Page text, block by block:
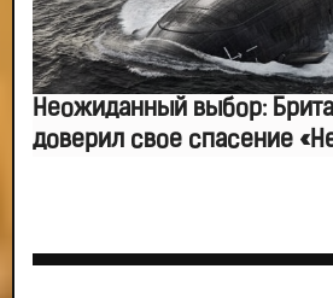
Неожиданный выбор:
доверил свое спасение